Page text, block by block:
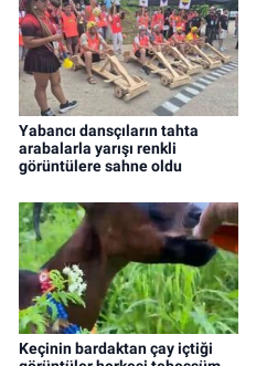
Yabancı dansçıların tahta
arabalarla yarışı renkli
görüntülere sahne oldu
Keçinin bardaktan çay içtiği